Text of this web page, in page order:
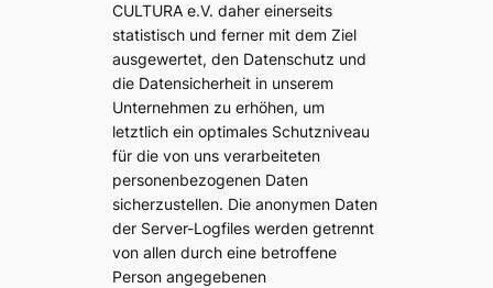
CULTURA e.V. daher einerseits
statistisch und ferner mit dem Ziel
ausgewertet, den Datenschutz und
die Datensicherheit in unserem
Unternehmen zu erhöhen, um
letztlich ein optimales Schutzniveau
für die von uns verarbeiteten
personenbezogenen Daten
sicherzustellen. Die anonymen Daten
der Server-Logfiles werden getrennt
von allen durch eine betroffene
Person angegebenen